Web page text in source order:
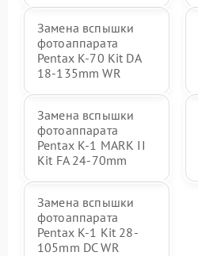
Замена вспышки
фотоаппарата
Pentax K-70 Kit DA
18-135mm WR
Замена вспышки
фотоаппарата
Pentax K-1 MARK II
Kit FA 24-70mm
Замена вспышки
фотоаппарата
Pentax K-1 Kit 28-
105mm DC WR